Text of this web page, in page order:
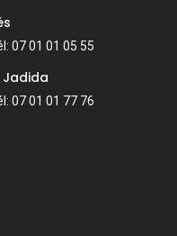
07 01 01 05 55
Jadida
07 01 01 77 76